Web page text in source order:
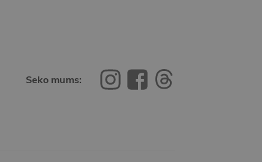
Seko mums: